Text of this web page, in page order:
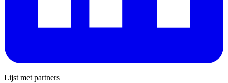
Lijst met partners